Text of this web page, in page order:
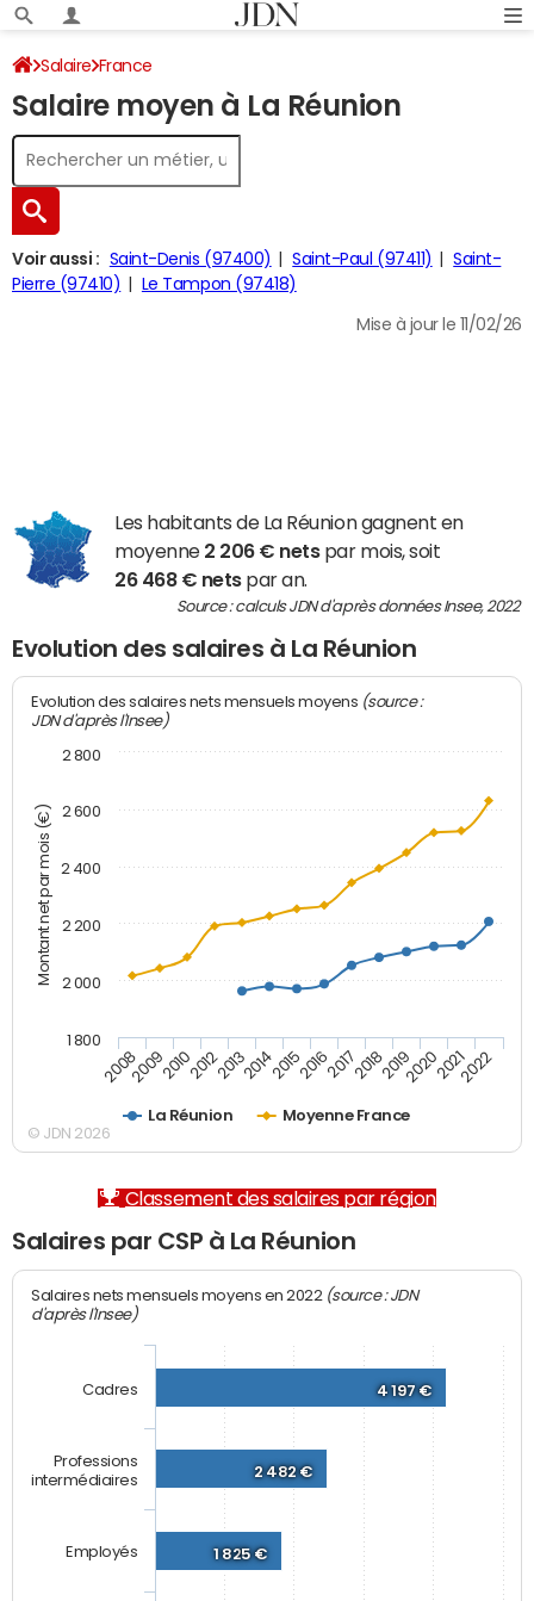
Salaire France
Salaire moyen à La Réunion
Voir aussi : Saint-Denis (97400) Saint-Paul (97411)
Saint-
Pierre (97410)
Le Tampon (97418)
Mise à jour le 11/02/26
Les habitants de La Réunion gagnent en
moyenne 2 206 € netspar mois, soit
26 468 € netspar an.
Source : calculs JDN d'après données Insee, 2022
Evolution des salaires à La Réunion
Montant net par mois (€)
Evolution des salaires nets mensuels moyens (source :
JDN d'après l'Insee)
La Réunion Moyenne France
20082009201020122013201420152016201720182019202020212022
1 800
2 000
2 200
2 400
2 600
2 800
© JDN 2026
Classement des salaires par région
Salaires par CSP à La Réunion
Salaires nets mensuels moyens en 2022 (source : JDN
d'après l'Insee)
4 197 €
2 482 €
1 825 €
Cadres
Professions
intermédiaires
Employés